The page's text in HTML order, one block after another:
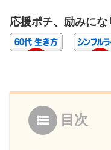
応援ポチ、励みにな
目次